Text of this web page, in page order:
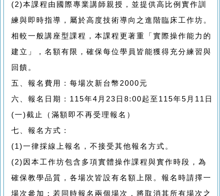
(2)本課程由國際專業講師親授，並提供高比例實作訓
練與即時指導，屬於高度技術導向之進階臨床工作坊。
相較一般講座型課程，本課程更著重「實際操作能力的
建立」，名額有限，確保每位學員皆能獲得充分練習與
回饋。
五、 報名費用：每場次新台幣 2000元
六、 報名日期： 115年4 月 23 日 8:00起至 115年5 月 11 日
(一)截止（滿額即不再受理報名）
七、 報名方式：
(1)一律採線上報名，不接受其他報名方式。
(2) 因本工作坊包含多項實體操作課程與實作時段，為
確保教學品質，各場次皆設有名額上限。報名時請擇一
場次參加；若同時報名兩個場次，將取消其所有場次之